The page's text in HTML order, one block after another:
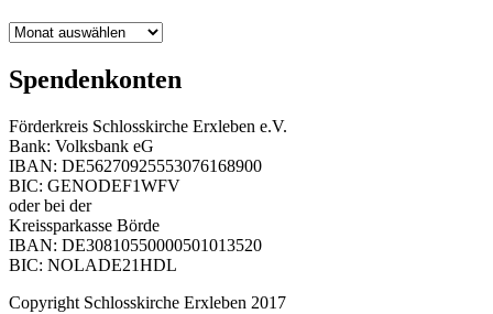
Archiv
Spendenkonten
Förderkreis Schlosskirche Erxleben e.V.
Bank: Volksbank eG
IBAN: DE56270925553076168900
BIC: GENODEF1WFV
oder bei der
Kreissparkasse Börde
IBAN: DE30810550000501013520
BIC: NOLADE21HDL
Copyright Schlosskirche Erxleben 2017